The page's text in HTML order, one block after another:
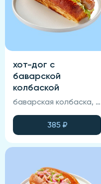
хот-дог с
баварской
колбаской
баварская колбаска, огурец маринованный, соус медово-горчичный, кетчуп, луковый кранч, булочка для хот дога.
385 ₽